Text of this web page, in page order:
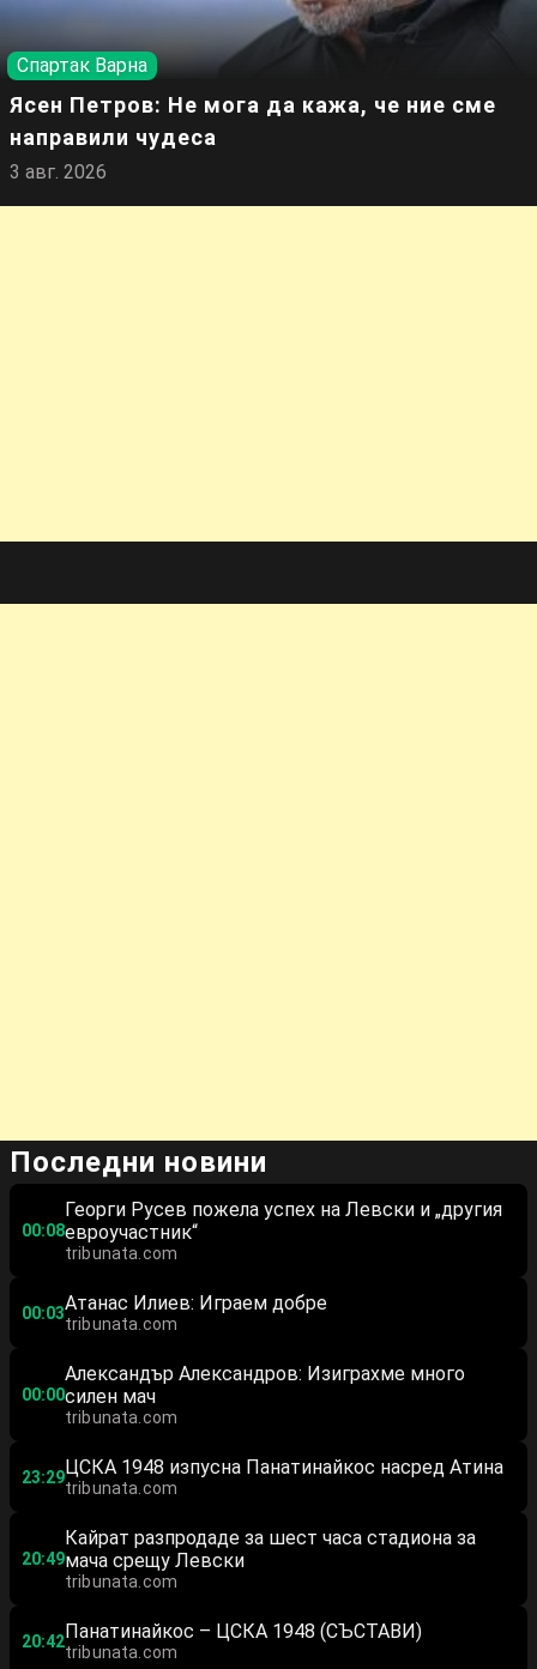
Спартак Варна
Ясен Петров: Не мога да кажа, че ние сме
направили чудеса
3 авг. 2026
Последни новини
00:08
Георги Русев пожела успех на Левски и „другия
евроучастник“
tribunata.com
00:03Атанас Илиев: Играем добре
tribunata.com
00:00
Александър Александров: Изиграхме много
силен мач
tribunata.com
23:29ЦСКА 1948 изпусна Панатинайкос насред Атина
tribunata.com
20:49
Кайрат разпродаде за шест часа стадиона за
мача срещу Левски
tribunata.com
20:42Панатинайкос – ЦСКА 1948 (СЪСТАВИ)
tribunata.com